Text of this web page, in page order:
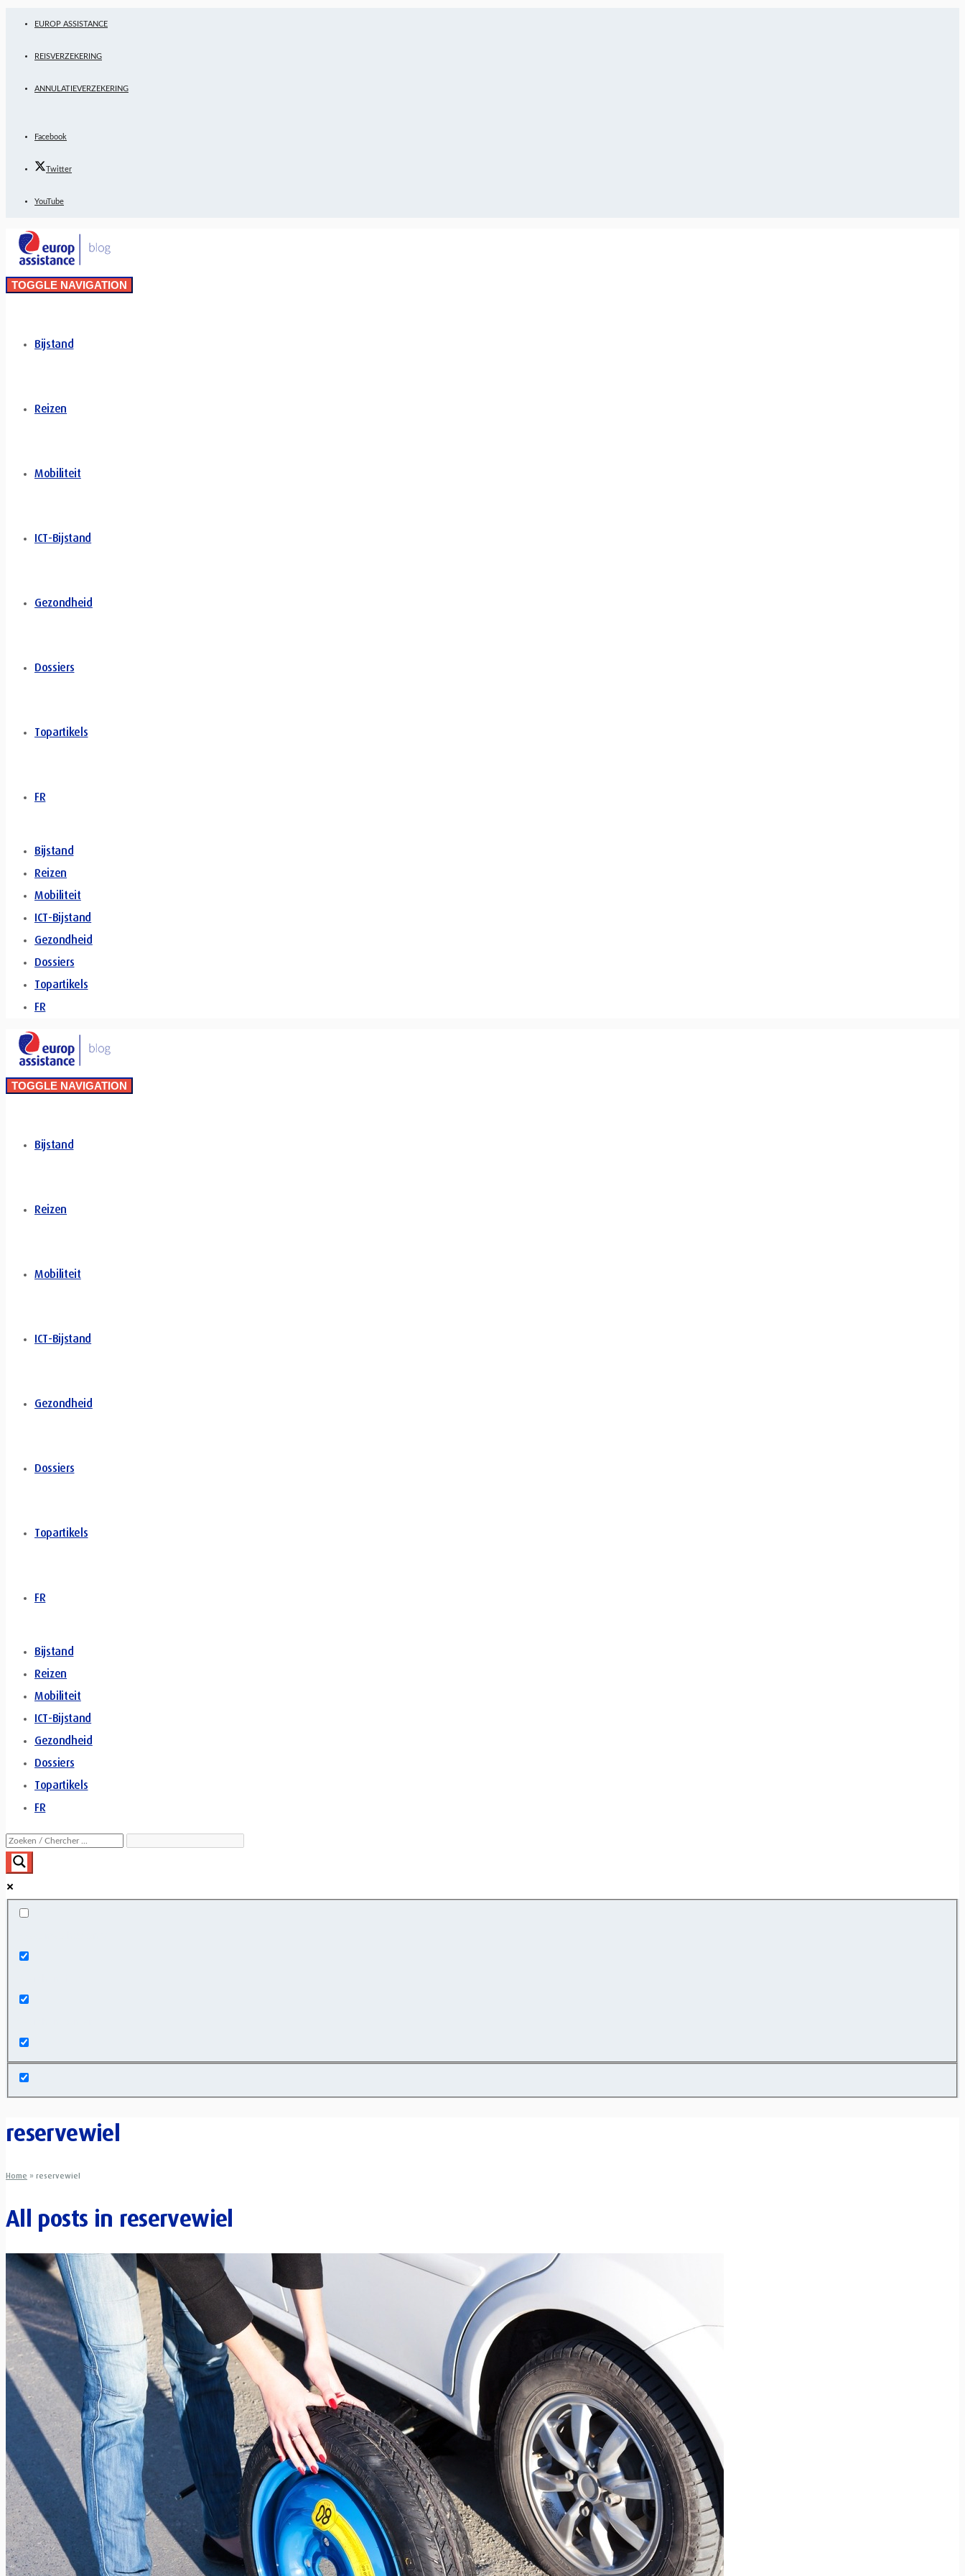
EUROP ASSISTANCE
REISVERZEKERING
ANNULATIEVERZEKERING
Facebook
Twitter
YouTube
TOGGLE NAVIGATION
Bijstand
Reizen
Mobiliteit
ICT-Bijstand
Gezondheid
Dossiers
Topartikels
FR
Bijstand
Reizen
Mobiliteit
ICT-Bijstand
Gezondheid
Dossiers
Topartikels
FR
TOGGLE NAVIGATION
Bijstand
Reizen
Mobiliteit
ICT-Bijstand
Gezondheid
Dossiers
Topartikels
FR
Bijstand
Reizen
Mobiliteit
ICT-Bijstand
Gezondheid
Dossiers
Topartikels
FR
reservewiel
Home » reservewiel
All posts in reservewiel